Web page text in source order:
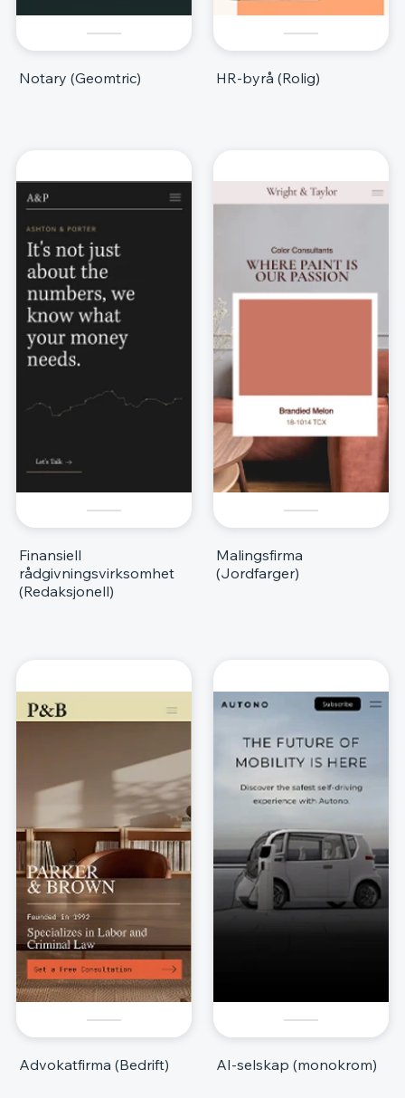
Notary (Geomtric) HR-byrå (Rolig)
Finansiell
rådgivningsvirksomhet
(Redaksjonell)
Malingsfirma
(Jordfarger)
Advokatfirma (Bedrift) AI-selskap (monokrom)